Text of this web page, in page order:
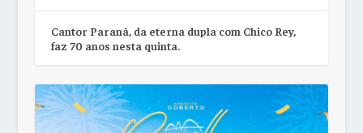
Cantor Paraná, da eterna dupla com Chico Rey,
faz 70 anos nesta quinta.